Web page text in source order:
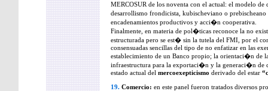
MERCOSUR de los noventa con el actual: el modelo
desarrollismo frondicista, kubischeviano o
encadenamientos productivos y acci�n cooperativa.
Finalmente, en materia de pol�ticas reconoce la no
estructurada pero se est� sin la tutela del FMI, por el
consensuadas sencillas del tipo de no enfatizar en las
establecimiento de un Banco propio; la orientaci�n de
infraestructura para la exportaci�n y la generaci�n
estado actual del mercoexepticismo derivado del estar
19. Comercio: en este panel fueron tratados diversos